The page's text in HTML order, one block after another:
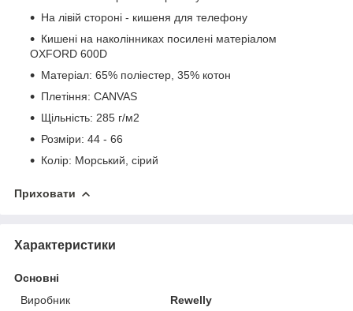
На лівій стороні - кишеня для телефону
Кишені на наколінниках посилені матеріалом
OXFORD 600D
Матеріал: 65% поліестер, 35% котон
Плетіння: CANVAS
Щільність: 285 г/м2
Розміри: 44 - 66
Колір: Морський, сірий
Приховати
Характеристики
Основні
Виробник
Rewelly